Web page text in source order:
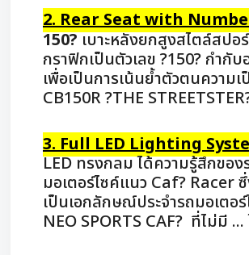
2. Rear Seat with
150?เบาะหลังยกสูงสไตล์สปอ
กราฟิกเป็นตัวเลข ?150? กำกั
เพื่อเป็นการเน้นย้ำตัวตนความ
CB150R ?THE
3. Full LED Lighting
LED ทรงกลม ได้ความรู้สึกของ
มอเตอร์ไซค์แนว Caf? Racer
เป็นเอกลักษณ์ประจำรถมอเตอ
NEO SPORTS CAF? ที่ไม่มี ...